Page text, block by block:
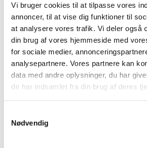
Vi bruger cookies til at tilpasse vores
annoncer, til at vise dig funktioner til
at analysere vores trafik. Vi deler også
din brug af vores hjemmeside med
for sociale medier,
analysepartnere. Vores partnere kan
data med andre oplysninger, du har
de har indsamlet fra din brug af deres
Nødvendig
december (4)
november (5)
oktober (3)
september (6)
juli (2)
juni (2)
marts (10)